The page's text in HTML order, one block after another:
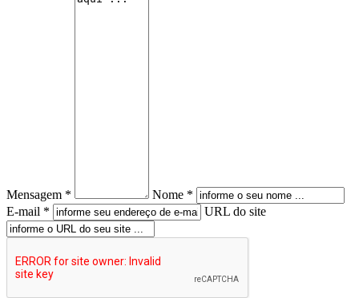
Mensagem *
Nome *
E-mail *
URL do site